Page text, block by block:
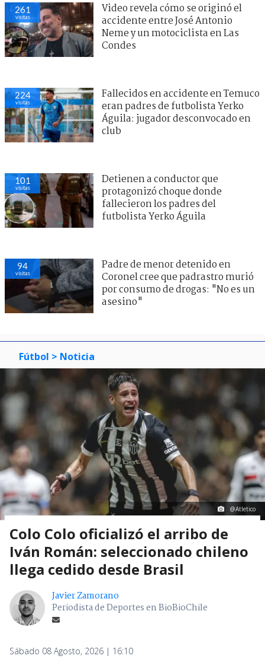
261
visitas
Video revela cómo se originó el
accidente entre José Antonio
Neme y un motociclista en Las
Condes
224
visitas
Fallecidos en accidente en Temuco
eran padres de futbolista Yerko
Águila: jugador desconvocado en
club
101
visitas
Detienen a conductor que
protagonizó choque donde
fallecieron los padres del
futbolista Yerko Águila
94
visitas
Padre de menor detenido en
Coronel cree que padrastro murió
por consumo de drogas: "No es un
asesino"
Fútbol > Noticia
@Atletico
Colo Colo oficializó el arribo de
Iván Román: seleccionado chileno
llega cedido desde Brasil
Javier Zamorano
Periodista de Deportes en BioBioChile
Sábado 08 Agosto, 2026 | 16:10